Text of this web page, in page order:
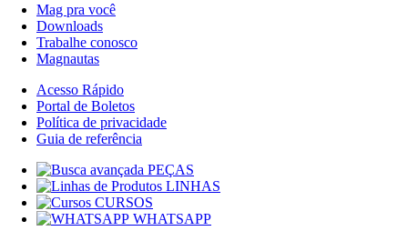
Mag pra você
Downloads
Trabalhe conosco
Magnautas
Acesso Rápido
Portal de Boletos
Política de privacidade
Guia de referência
PEÇAS
LINHAS
CURSOS
WHATSAPP